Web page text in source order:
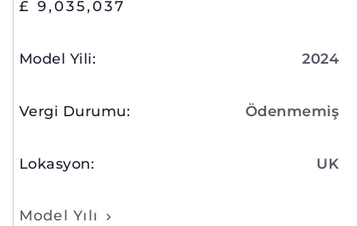
£ 9,035,037
Model Yili: 2024
Vergi Durumu: Ödenmemiş
Lokasyon: UK
Model Yılı